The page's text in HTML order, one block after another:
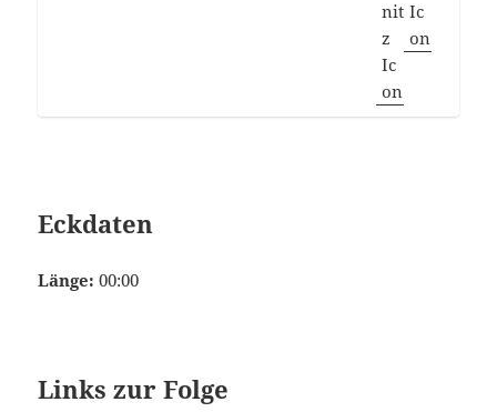
Eckdaten
Länge: 00:00
Links zur Folge